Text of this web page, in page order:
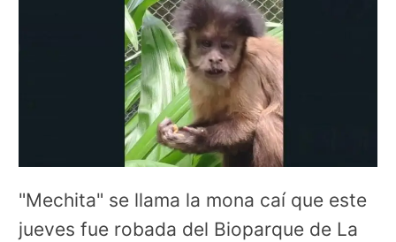
"Mechita" se llama la mona caí que este
jueves fue robada del Bioparque de La